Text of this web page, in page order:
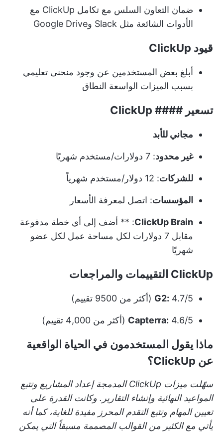
ضمان التعاون السلس مع تكامل ClickUp مع
الأدوات الشائعة مثل Slack وGoogle Drive
قيود ClickUp
أبلغ بعض المستخدمين عن وجود منحنى تعليمي
بسبب الميزات الواسعة النطاق
تسعير #### ClickUp
مجاني للأبد
غير محدود: 7 دولارات/مستخدم شهريًا
للشركات: 12 دولار/مستخدم شهرياً
المؤسسات: اتصل لمعرفة الأسعار
ClickUp Brain: ** أضف إلى أي خطة مدفوعة
مقابل 7 دولارات لكل مساحة عمل لكل عضو
شهريًا
ClickUp التقييمات والمراجعات
G2: 4.7/5 (أكثر من 9500 تقييم)
Capterra: 4.6/5 (أكثر من 4,000 تقييم)
ماذا يقول المستخدمون في الحياة الواقعية
عن ClickUp؟
سهّلت ميزات ClickUp المدمجة إعداد المشاريع وتتبع
المواعيد النهائية وإنشاء التقارير. وكانت القدرة على
تعيين المهام وتتبع التقدم المحرز مفيدة للغاية، كما أنه
يأتي مع الكثير من القوالب المصممة مسبقاً التي يمكن